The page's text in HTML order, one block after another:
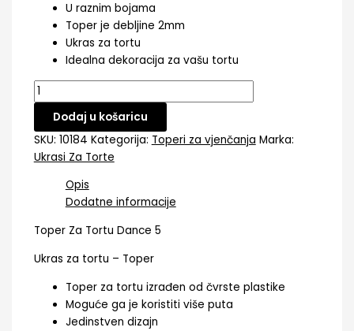
U raznim bojama
Toper je debljine 2mm
Ukras za tortu
Idealna dekoracija za vašu tortu
Dodaj u košaricu
SKU: 10184 Kategorija: Toperi za vjenčanja Marka:
Ukrasi Za Torte
Opis
Dodatne informacije
Toper Za Tortu Dance 5
Ukras za tortu – Toper
Toper za tortu izrađen od čvrste plastike
Moguće ga je koristiti više puta
Jedinstven dizajn